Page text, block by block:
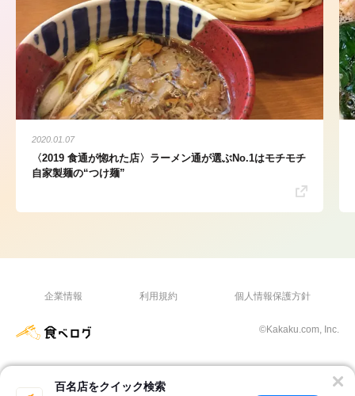
百名店をクイック検索
2020.01.07
〈2019 食通が惚れた店〉ラーメン通が選ぶNo.1はモチモチ
自家製麺の“つけ麺”
企業情報 利用規約 個人情報保護方針
©Kakaku.com, Inc.